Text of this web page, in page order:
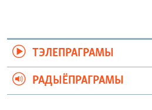
ТЭЛЕПРАГРАМЫ
РАДЫЁПРАГРАМЫ